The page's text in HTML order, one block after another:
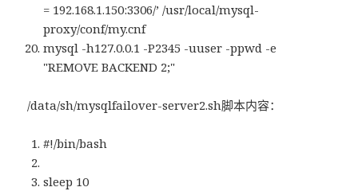
= 192.168.1.150:3306/’ /usr/local/mysql-
proxy/conf/my.cnf
mysql -h127.0.0.1 -P2345 -uuser -ppwd -e
"REMOVE BACKEND 2;"
/data/sh/mysqlfailover-server2.sh脚本内容：
#!/bin/bash
sleep 10